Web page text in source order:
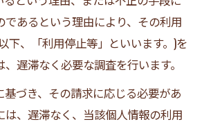
であるという理由により、その利用
下、「利用停止等」といいます。)を
遅滞なく必要な調査を行います。
基づき、その請求に応じる必要があ
は、遅滞なく、当該個人情報の利用